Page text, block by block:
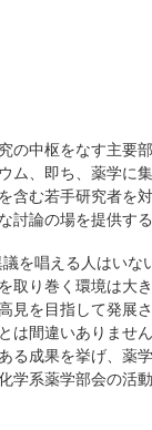
の中枢をなす主要
ム、即ち、薬学に
含む若手研究者を
討論の場を提供する
を唱える人はいな
取り巻く環境は大
見を目指して発展
は間違いありませ
る成果を挙げ、薬
学系薬学部会の活